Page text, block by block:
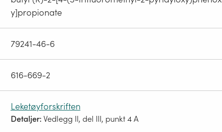
y]propionate
79241-46-6
616-669-2
Leketøyforskriften
Detaljer:Vedlegg II, del III, punkt 4 A